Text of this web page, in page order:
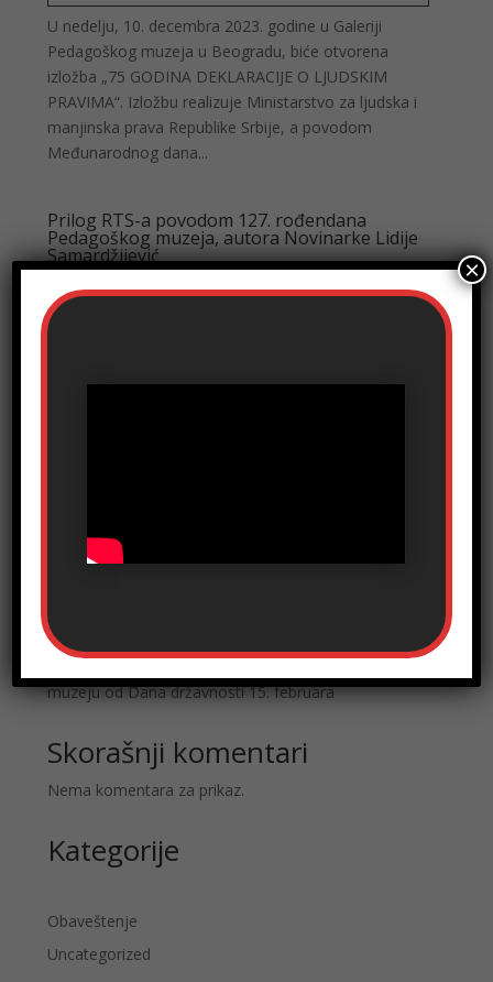
U nedelju, 10. decembra 2023. godine u Galeriji
Pedagoškog muzeja u Beogradu, biće otvorena
izložba „75 GODINA DEKLARACIJE O LJUDSKIM
PRAVIMA“. Izložbu realizuje Ministarstvo za ljudska i
manjinska prava Republike Srbije, a povodom
Međunarodnog dana...
Prilog RTS-a povodom 127. rođendana
Pedagoškog muzeja, autora Novinarke Lidije
Samardžijević
OTVARANJE IZLOŽBE O BRANKU ĆOPIĆU „ŠŠŠ…
NEĆEŠ MI VEROVATI“, 4. 9. 2025. godine
OBAVEŠTENJE
muzeju od Dana državnosti 15. februara
Skorašnji komentari
Nema komentara za prikaz.
Kategorije
Obaveštenje
Uncategorized
×